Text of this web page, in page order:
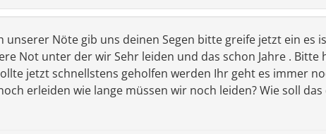
unserer Nöte gib uns deinen Segen bitte greife jetzt ein
Not unter der wir Sehr leiden und das schon Jahre .
jetzt schnellstens geholfen werden Ihr geht es immer
erleiden wie lange müssen wir noch leiden? Wie soll